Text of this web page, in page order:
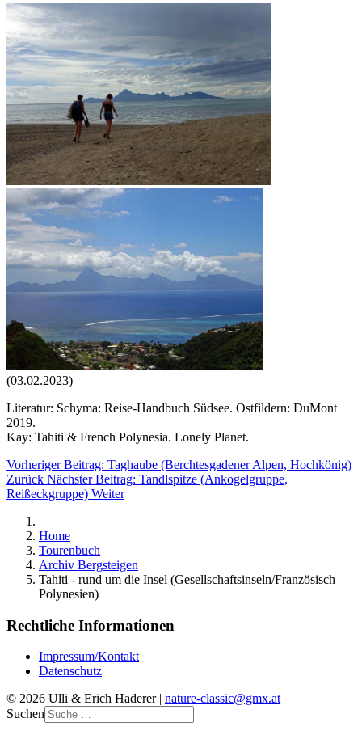
(03.02.2023)
Literatur: Schyma: Reise-Handbuch Südsee. Ostfildern: DuMont
2019.
Kay: Tahiti & French Polynesia. Lonely Planet.
Vorheriger Beitrag: Taghaube (Berchtesgadener Alpen, Hochkönig)
Zurück Nächster Beitrag: Tandlspitze (Ankogelgruppe,
Reißeckgruppe) Weiter
Home
Tourenbuch
Archiv Bergsteigen
Tahiti - rund um die Insel (Gesellschaftsinseln/Französisch
Polynesien)
Rechtliche Informationen
Impressum/Kontakt
Datenschutz
© 2026 Ulli & Erich Haderer | nature-classic@gmx.at
Suchen